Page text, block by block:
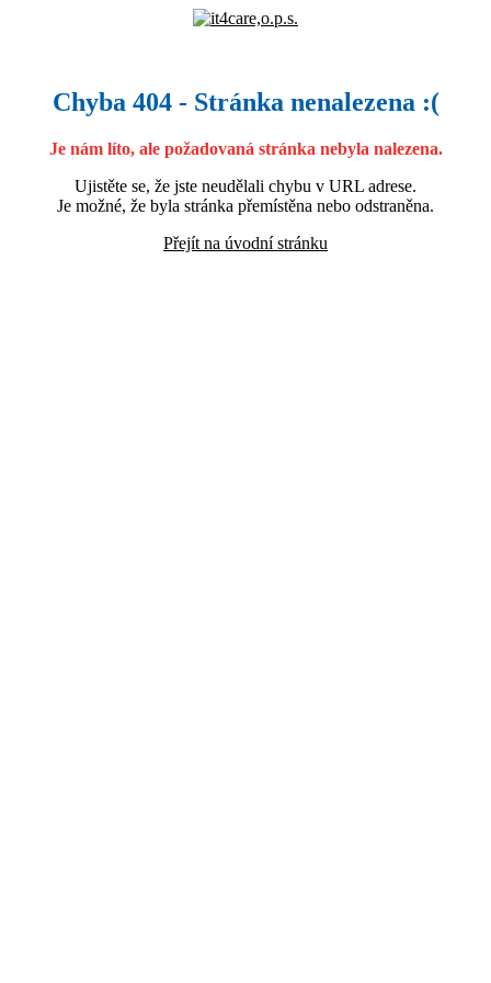
Chyba 404 - Stránka nenalezena :(
Je nám líto, ale požadovaná stránka nebyla nalezena.
Ujistěte se, že jste neudělali chybu v URL adrese.
Je možné, že byla stránka přemístěna nebo odstraněna.
Přejít na úvodní stránku